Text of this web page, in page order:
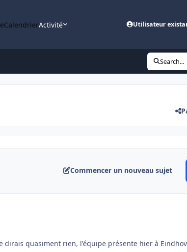
CalendrierActivité Utilisateur
Search...
Commencer un nouveau sujet
quasiment rien, l'équipe présente hier à